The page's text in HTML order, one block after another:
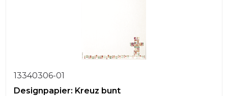
13340306-01
Designpapier: Kreuz bunt